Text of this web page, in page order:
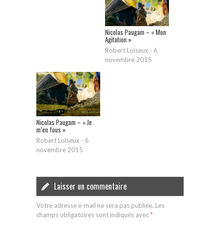
Nicolas Paugam – « Mon
Agitation »
Robert Loiseux - 6
novembre 2015
Nicolas Paugam – « Je
m’en fous »
Robert Loiseux - 6
novembre 2015
Laisser un commentaire
Votre adresse e-mail ne sera pas publiée. Les
champs obligatoires sont indiqués avec*